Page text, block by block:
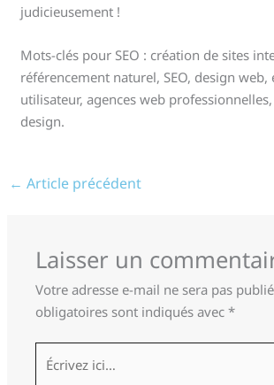
judicieusement !
Mots-clés pour SEO : création de sites
référencement naturel, SEO, design web,
utilisateur, agences web
design.
← Article précédent
Laisser un
Votre adresse e-mail ne sera pas
obligatoires sont indiqués avec*
Écrivez
ici…